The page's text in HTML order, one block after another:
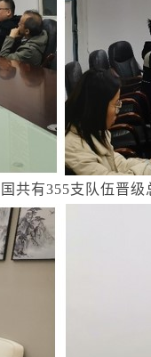
共有355支队伍晋级